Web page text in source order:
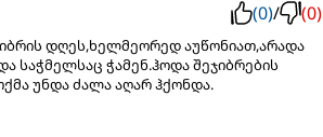
(0)/ (0)
დღეს,ხელმეორედ აუწონიათ,არადა
საჭმელსაც ჭამენ.ჰოდა შეჯიბრების
უნდა ძალა აღარ ჰქონდა.